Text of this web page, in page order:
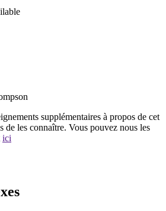
supplémentaires à propos de cet
de les connaître. Vous pouvez nous les
ici